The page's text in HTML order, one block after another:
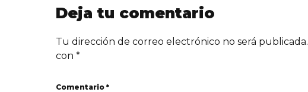
Deja tu comentario
Tu dirección de correo electrónico no será publicada.
con *
Comentario *